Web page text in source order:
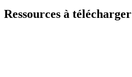
Ressources à télécharger